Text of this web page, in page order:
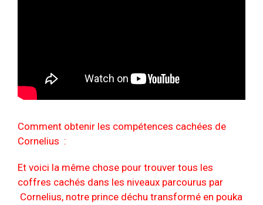
Comment obtenir les compétences cachées de
Cornelius :
Et voici la même chose pour trouver tous les
coffres cachés dans les niveaux parcourus par
Cornelius, notre prince déchu transformé en pouka